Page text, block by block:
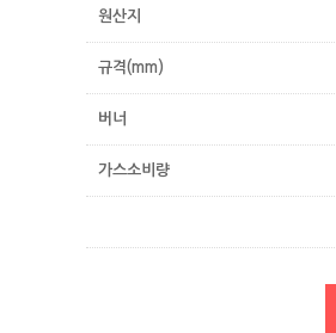
원산지
규격(mm)
버너
가스소비량